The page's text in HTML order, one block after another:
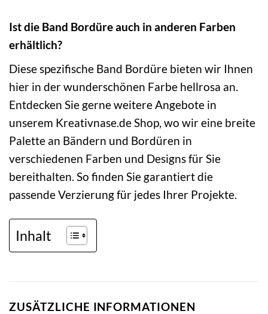
Ist die Band Bordüre auch in anderen Farben
erhältlich?
Diese spezifische Band Bordüre bieten wir Ihnen
hier in der wunderschönen Farbe hellrosa an.
Entdecken Sie gerne weitere Angebote in
unserem Kreativnase.de Shop, wo wir eine breite
Palette an Bändern und Bordüren in
verschiedenen Farben und Designs für Sie
bereithalten. So finden Sie garantiert die
passende Verzierung für jedes Ihrer Projekte.
Inhalt
ZUSÄTZLICHE INFORMATIONEN